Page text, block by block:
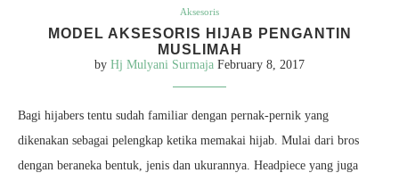
Aksesoris
MODEL AKSESORIS HIJAB PENGANTIN
MUSLIMAH
by Hj Mulyani Surmaja February 8, 2017
Bagi hijabers tentu sudah familiar dengan pernak-pernik yang
dikenakan sebagai pelengkap ketika memakai hijab. Mulai dari bros
dengan beraneka bentuk, jenis dan ukurannya. Headpiece yang juga